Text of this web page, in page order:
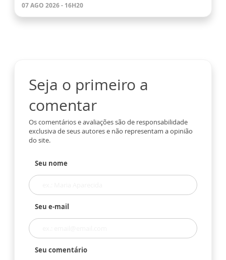
07 AGO 2026 - 16H20
Seja o primeiro a
comentar
Os comentários e avaliações são de responsabilidade
exclusiva de seus autores e não representam a opinião
do site.
Seu nome
Seu e-mail
Seu comentário